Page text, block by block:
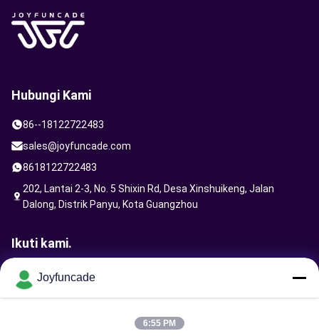
Hubungi Kami
86--18122722483
sales@joyfuncade.com
8618122722483
202, Lantai 2-3, No. 5 Shixin Rd, Desa Xinshuikeng, Jalan
Dalong, Distrik Panyu, Kota Guangzhou
Ikuti kami.
Joyfuncade
6:55 PM